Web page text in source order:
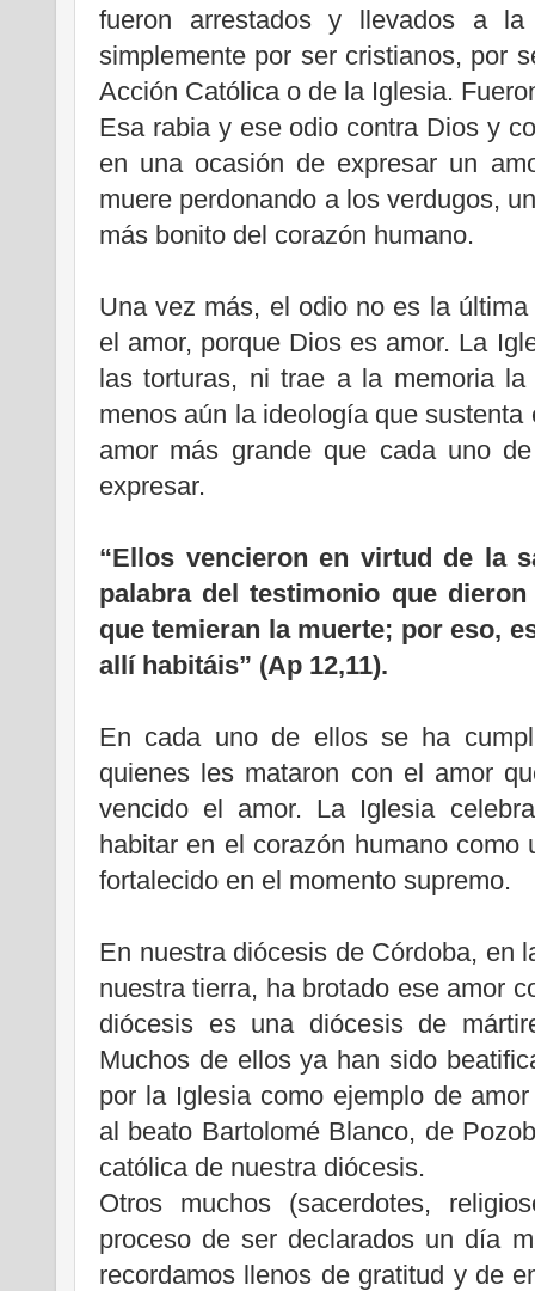
fueron arrestados y llevados a
simplemente por ser cristianos, por
Acción Católica o de la Iglesia.
Esa rabia y ese odio contra Dios y
en una ocasión de expresar un
muere perdonando a los verdugos,
más bonito del corazón humano.
Una vez más, el odio no es la
el amor, porque Dios es amor. La
las torturas, ni trae a la memoria
menos aún la ideología que
amor más grande que cada uno
expresar.
“Ellos vencieron en virtud de la
palabra del testimonio que
que temieran la muerte; por eso,
allí habitáis” (Ap 12,11).
En cada uno de ellos se ha
quienes les mataron con el amor
vencido el amor. La Iglesia
habitar en el corazón humano
fortalecido en el momento supremo.
En nuestra diócesis de Córdoba, en
nuestra tierra, ha brotado ese amor
diócesis es una diócesis de
Muchos de ellos ya han sido
por la Iglesia como ejemplo de
al beato Bartolomé Blanco, de
católica de nuestra diócesis.
Otros muchos (sacerdotes,
proceso de ser declarados un día
recordamos llenos de gratitud y de